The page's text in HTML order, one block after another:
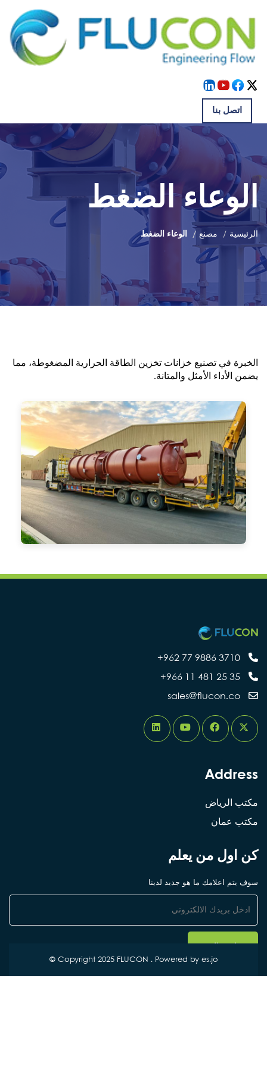
اتصل بنا
الوعاء الضغط
الرئيسية مصنع الوعاء الضغط
الخبرة في تصنيع خزانات تخزين الطاقة الحرارية المضغوطة، مما
يضمن الأداء الأمثل والمتانة.
3710 9886 77 962+
35 25 481 11 966+
sales@flucon.co
Address
مكتب الرياض
مكتب عمان
كن اول من يعلم
سوف يتم اعلامك ما هو جديد لدينا
Copyright 2025 FLUCON . Powered byes.jo
©